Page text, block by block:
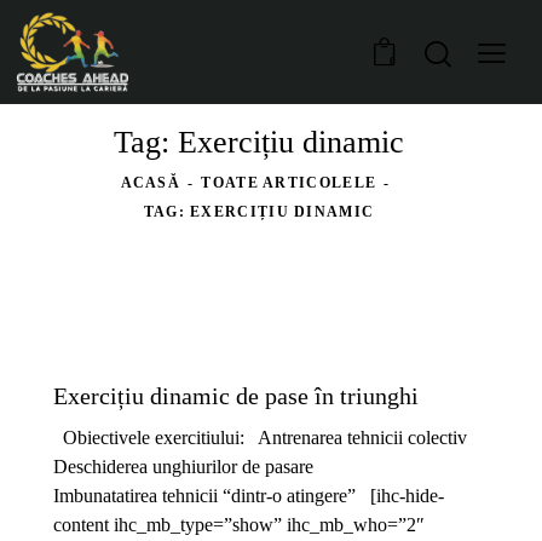
0
Tag: Exercițiu dinamic
ACASĂ
TOATE ARTICOLELE
TAG: EXERCIȚIU DINAMIC
Exercițiu dinamic de pase în triunghi
Obiectivele exercitiului: Antrenarea tehnicii colectiv
Deschiderea unghiurilor de pasare
Imbunatatirea tehnicii “dintr-o atingere” [ihc-hide-
content ihc_mb_type=”show” ihc_mb_who=”2″